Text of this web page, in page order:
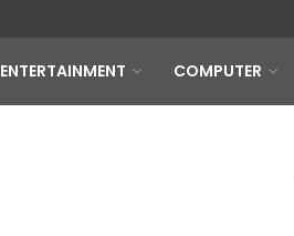
ENTERTAINMENT COMPUTER